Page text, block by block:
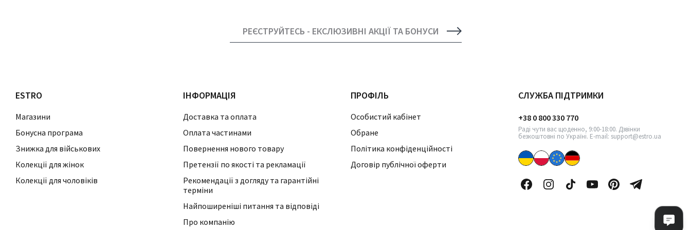
РЕЄСТРУЙТЕСЬ - ЕКСЛЮЗИВНІ АКЦІЇ ТА БОНУСИ
ESTRO
Магазини
Бонусна програма
Знижка для військових
Колекції для жінок
Колекції для чоловіків
ІНФОРМАЦІЯ
Доставка та оплата
Оплата частинами
Повернення нового товару
Претензії по якості та рекламації
Рекомендації з догляду та гарантійні
терміни
Найпоширеніші питання та відповіді
Про компанію
ПРОФІЛЬ
Особистий кабінет
Обране
Політика конфіденційності
Договір публічної оферти
СЛУЖБА ПІДТРИМКИ
+38 0 800 330 770
Раді чути вас щоденно, 9:00-18:00. Дзвінки
безкоштовні по Україні. E-mail: support@estro.ua